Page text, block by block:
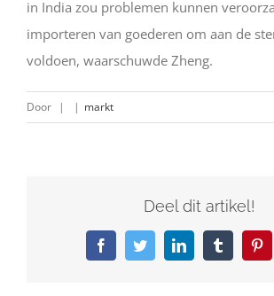
in India zou problemen kunnen
importeren van goederen om aan de
voldoen, waarschuwde Zheng.
Door | | markt
Deel dit artikel!
FacebookTwitterLinkedInTumblr